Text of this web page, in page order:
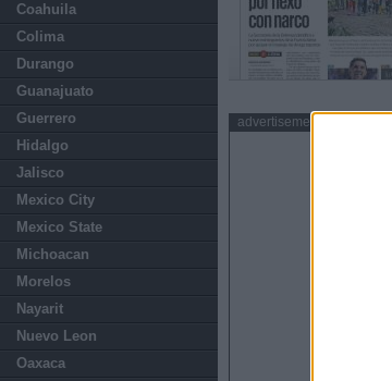
Coahuila
Colima
Durango
Guanajuato
Guerrero
Hidalgo
Jalisco
Mexico City
Mexico State
Michoacan
Morelos
Nayarit
Nuevo Leon
Oaxaca
advertisement